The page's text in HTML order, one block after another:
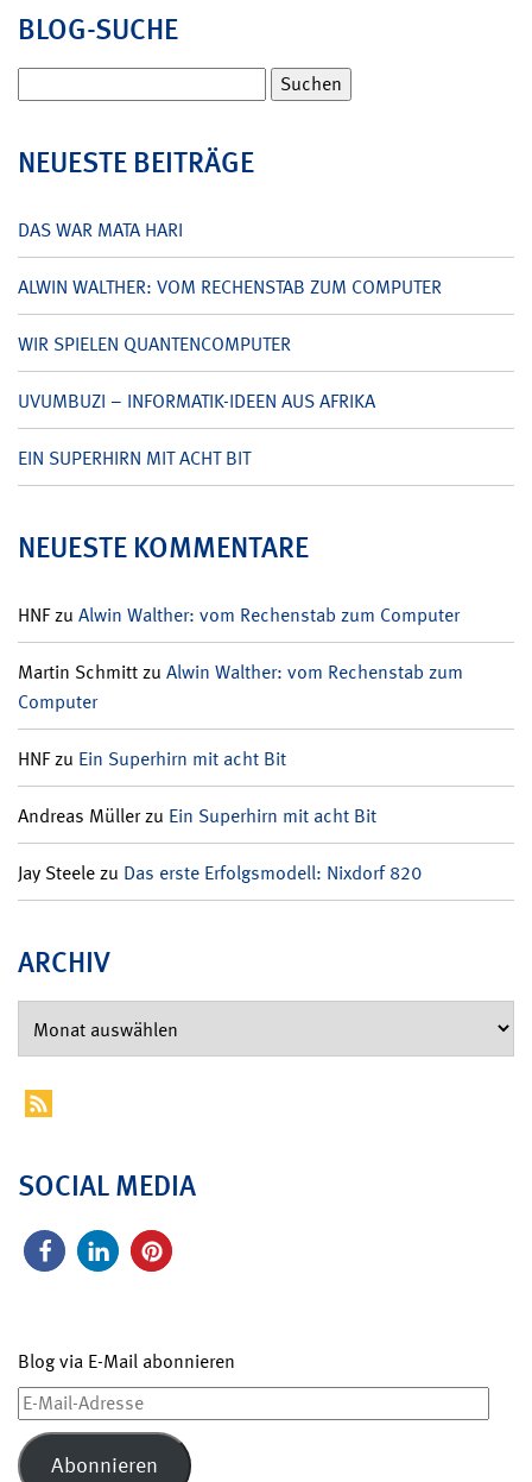
BLOG-SUCHE
nach:
NEUESTE BEITRÄGE
DAS WAR MATA HARI
ALWIN WALTHER: VOM RECHENSTAB ZUM COMPUTER
WIR SPIELEN QUANTENCOMPUTER
UVUMBUZI – INFORMATIK-IDEEN AUS AFRIKA
EIN SUPERHIRN MIT ACHT BIT
NEUESTE KOMMENTARE
HNFzu Alwin Walther: vom Rechenstab zum Computer
Martin Schmittzu Alwin Walther: vom Rechenstab zum
Computer
HNFzu Ein Superhirn mit acht Bit
Andreas Müllerzu Ein Superhirn mit acht Bit
Jay Steelezu Das erste Erfolgsmodell: Nixdorf 820
ARCHIV
SOCIAL MEDIA
Blog via E-Mail abonnieren
E-
Mail-
Adresse
Abonnieren